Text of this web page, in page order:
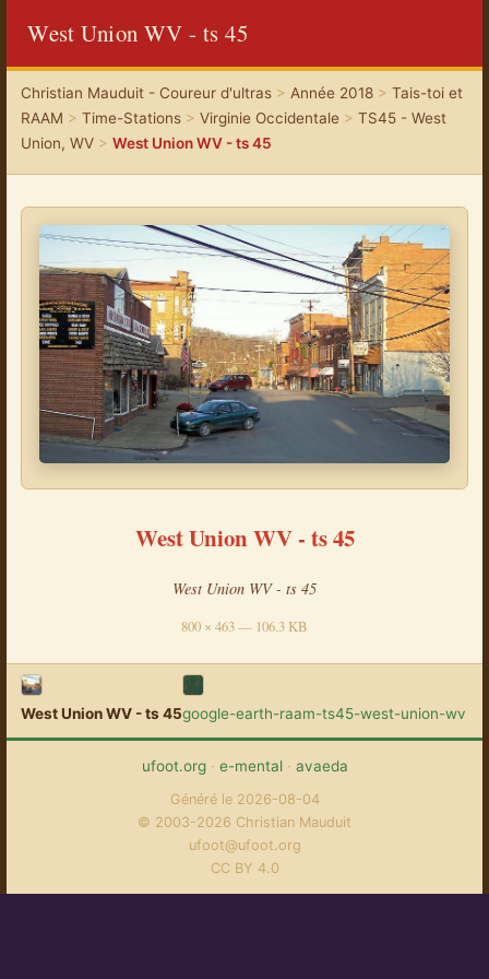
West Union WV - ts 45
Christian Mauduit - Coureur d'ultras> Année 2018> Tais-toi et
RAAM > Time-Stations> Virginie Occidentale > TS45 - West
Union, WV> West Union WV - ts 45
West Union WV - ts 45
West Union WV - ts 45
800 × 463 — 106.3 KB
West Union WV - ts 45google-earth-raam-ts45-west-union-wv
ufoot.org· e-mental· avaeda
Généré le 2026-08-04
© 2003-2026 Christian Mauduit
ufoot@ufoot.org
CC BY 4.0